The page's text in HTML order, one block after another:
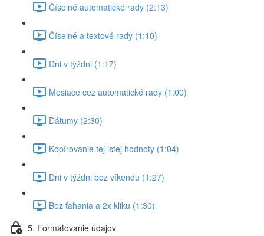
Číselné automatické rady (2:13)
Číselné a textové rady (1:10)
Dni v týždni (1:17)
Mesiace cez automatické rady (1:00)
Dátumy (2:30)
Kopírovanie tej istej hodnoty (1:04)
Dni v týždni bez víkendu (1:27)
Bez ťahania a 2x kliku (1:30)
5. Formátovanie údajov